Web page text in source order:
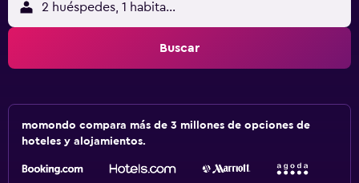
2 huéspedes, 1 habitación
Buscar
momondo compara más de 3 millones de opciones de
hoteles y alojamientos.